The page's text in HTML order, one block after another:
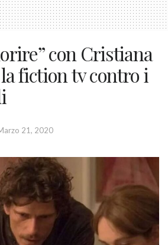
con Cristiana
fiction tv contro i
21, 2020